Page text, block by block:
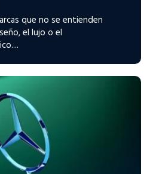
que no se entienden
el lujo o el